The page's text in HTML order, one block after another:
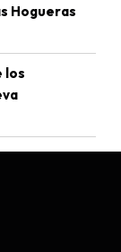
Hogueras
los